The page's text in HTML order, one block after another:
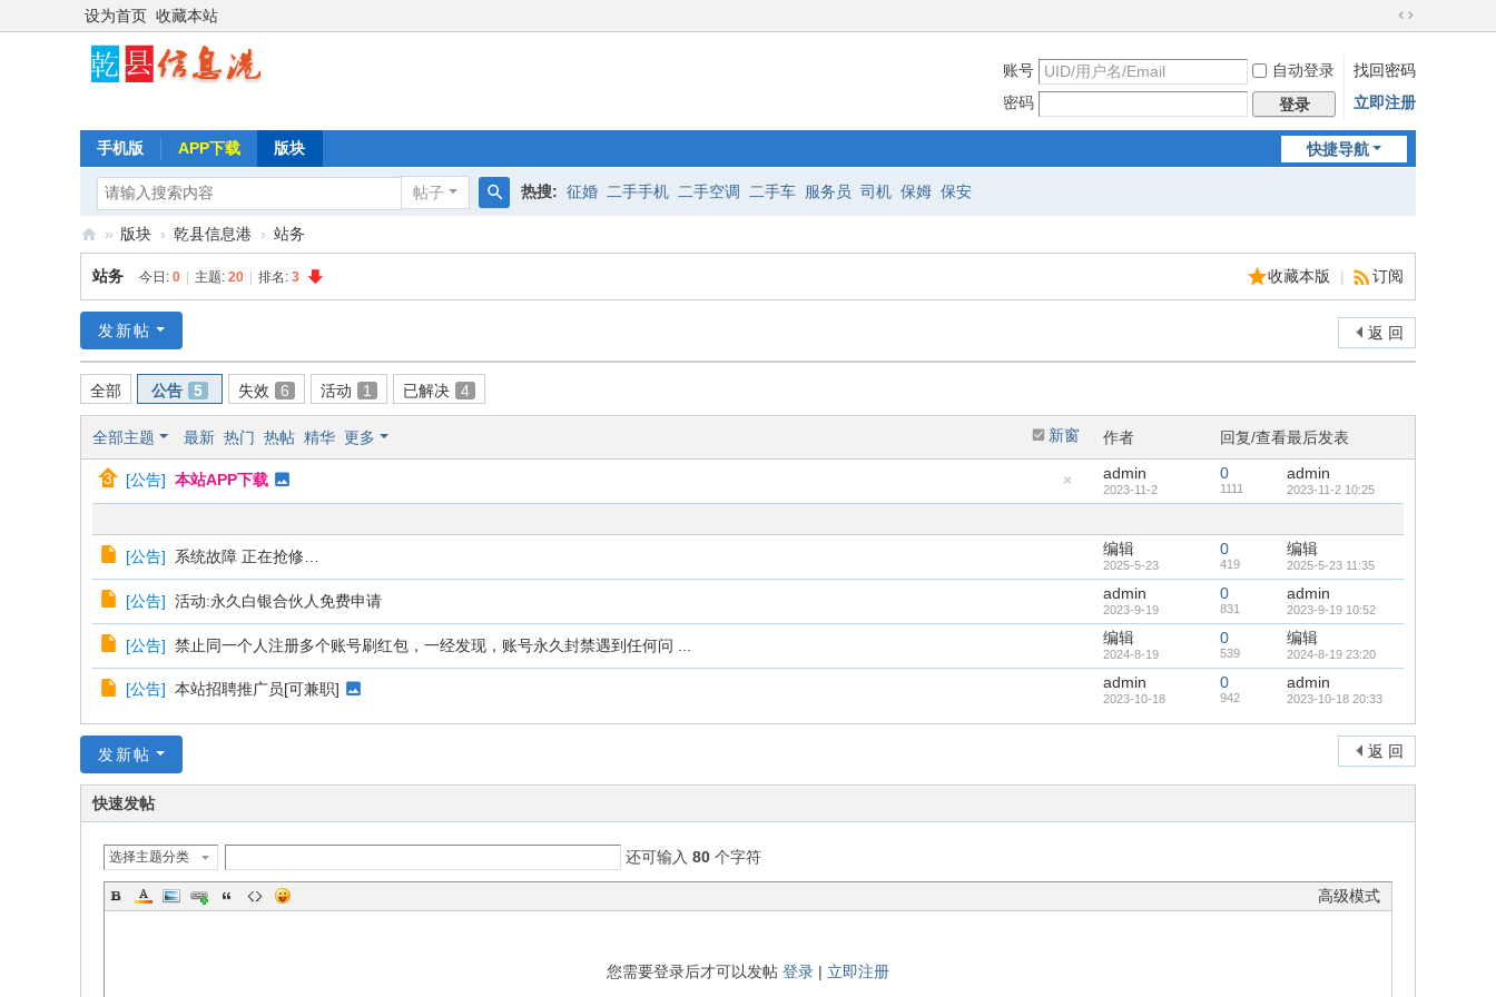
设为首页 收藏本站
切
到
宽
版
账号 自动登录
找回密码
密码
登录 立即注册
快捷导航
手机版 APP下载 版块
帖子
索
热搜: 征婚 二手手机 二手空调 二手车 服务员 司机 保姆 保安
乾
县
息
港
» 版块 › 乾县信息港 › 站务
收藏本版 | 订阅
站务 今日: 0 主题: 20 排名: 3
返 回
发新帖
全部 公告 5 失效 6 活动 1 已解决 4
新窗
全部主题 最新 热门 热帖 精华 更多 作者 回复/查看最后发表
藏
顶
[公告] 本站APP下载 admin
2023-11-2
0
1111
admin
2023-11-2 10:25
[公告] 系统故障 正在抢修… 编辑
2025-5-23
0
419
编辑
2025-5-23 11:35
[公告] 活动:永久白银合伙人免费申请 admin
2023-9-19
0
831
admin
2023-9-19 10:52
[公告] 禁止同一个人注册多个账号刷红包，一经发现，账号永久封禁遇到任何问 ... 编辑
2024-8-19
0
539
编辑
2024-8-19 23:20
[公告] 本站招聘推广员[可兼职] admin
2023-10-18
0
942
admin
2023-10-18 20:33
返 回
发新帖
快速发帖
选择主题分类 还可输入 80 个字符
高级模式
您需要登录后才可以发帖 登录 | 立即注册